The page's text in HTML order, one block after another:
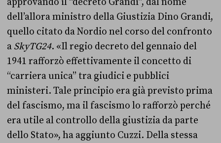
dell’allora ministro della Giustizia Dino Grandi,
quello citato da Nordio nel corso del confronto
a SkyTG24. «Il regio decreto del gennaio del
1941 rafforzò effettivamente il concetto di
“carriera unica” tra giudici e pubblici
ministeri. Tale principio era già previsto prima
del fascismo, ma il fascismo lo rafforzò perché
era utile al controllo della giustizia da parte
dello Stato», ha aggiunto Cuzzi. Della stessa